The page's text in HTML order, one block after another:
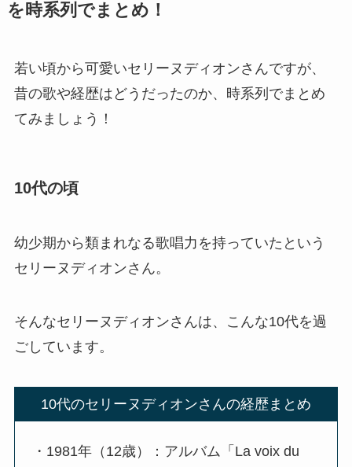
を時系列でまとめ！
若い頃から可愛いセリーヌディオンさんですが、
昔の歌や経歴はどうだったのか、時系列でまとめ
てみましょう！
10代の頃
幼少期から類まれなる歌唱力を持っていたという
セリーヌディオンさん。
そんなセリーヌディオンさんは、こんな10代を過
ごしています。
10代のセリーヌディオンさんの経歴まとめ
・1981年（12歳）：アルバム「La voix du